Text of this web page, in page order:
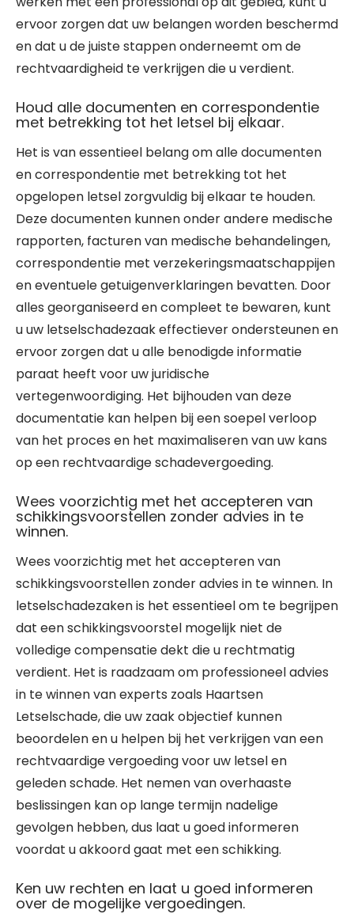
ervoor zorgen dat uw belangen worden beschermd
en dat u de juiste stappen onderneemt om de
rechtvaardigheid te verkrijgen die u verdient.
Houd alle documenten en correspondentie
met betrekking tot het letsel bij elkaar.
Het is van essentieel belang om alle documenten
en correspondentie met betrekking tot het
opgelopen letsel zorgvuldig bij elkaar te houden.
Deze documenten kunnen onder andere medische
rapporten, facturen van medische behandelingen,
correspondentie met verzekeringsmaatschappijen
en eventuele getuigenverklaringen bevatten. Door
alles georganiseerd en compleet te bewaren, kunt
u uw letselschadezaak effectiever ondersteunen en
ervoor zorgen dat u alle benodigde informatie
paraat heeft voor uw juridische
vertegenwoordiging. Het bijhouden van deze
documentatie kan helpen bij een soepel verloop
van het proces en het maximaliseren van uw kans
op een rechtvaardige schadevergoeding.
Wees voorzichtig met het accepteren van
schikkingsvoorstellen zonder advies in te
winnen.
Wees voorzichtig met het accepteren van
schikkingsvoorstellen zonder advies in te winnen. In
letselschadezaken is het essentieel om te begrijpen
dat een schikkingsvoorstel mogelijk niet de
volledige compensatie dekt die u rechtmatig
verdient. Het is raadzaam om professioneel advies
in te winnen van experts zoals Haartsen
Letselschade, die uw zaak objectief kunnen
beoordelen en u helpen bij het verkrijgen van een
rechtvaardige vergoeding voor uw letsel en
geleden schade. Het nemen van overhaaste
beslissingen kan op lange termijn nadelige
gevolgen hebben, dus laat u goed informeren
voordat u akkoord gaat met een schikking.
Ken uw rechten en laat u goed informeren
over de mogelijke vergoedingen.